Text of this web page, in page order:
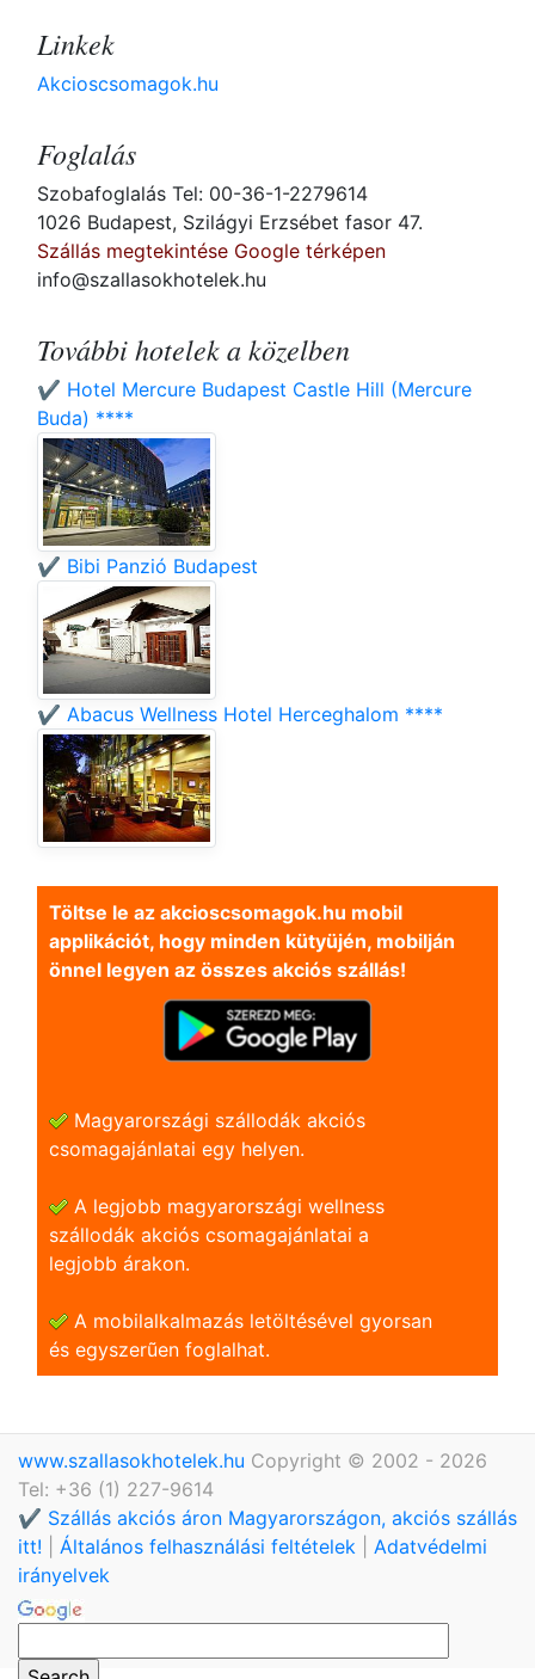
Linkek
Akcioscsomagok.hu
Foglalás
Szobafoglalás Tel: 00-36-1-2279614
1026 Budapest, Szilágyi Erzsébet fasor 47.
Szállás megtekintése Google térképen
info@szallasokhotelek.hu
További hotelek a közelben
✔️ Hotel Mercure Budapest Castle Hill (Mercure
Buda) ****
✔️ Bibi Panzió Budapest
✔️ Abacus Wellness Hotel Herceghalom ****
Töltse le az akcioscsomagok.hu mobil
applikációt, hogy minden kütyüjén, mobilján
önnel legyen az összes akciós szállás!
Magyarországi szállodák akciós
csomagajánlatai egy helyen.
A legjobb magyarországi wellness
szállodák akciós csomagajánlatai a
legjobb árakon.
A mobilalkalmazás letöltésével gyorsan
és egyszerũen foglalhat.
www.szallasokhotelek.hu Copyright © 2002 - 2026
Tel: +36 (1) 227-9614
✔️ Szállás akciós áron Magyarországon, akciós szállás
itt!
Általános felhasználási feltételek
Adatvédelmi
irányelvek